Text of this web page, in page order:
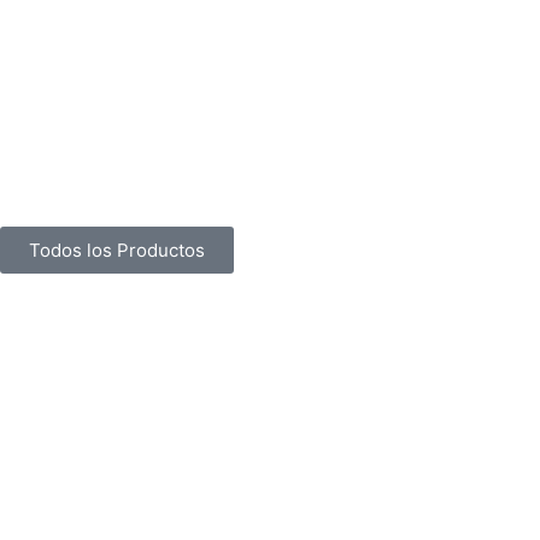
Todos los Productos